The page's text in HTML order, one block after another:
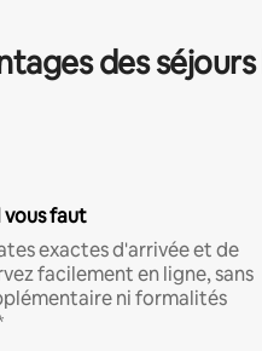
des
faut
exactes d'arrivée et de
facilement en ligne, sans
ni formalités